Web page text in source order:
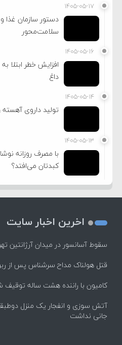
۱۴۰۵-۰۵-۱۷
سلامت‌محور
۱۴۰۵-۰۵-۱۶
افزایش خطر ابتلا
داغ
۱۴۰۵-۰۵-۱۴
تولید داروی
۱۴۰۵-۰۵-۱۳
با مصرف روزانه
کبدتان می‌افتد؟
اخرین اخبار سایت
سقوط آسانسور در میدان آرژانتین تهران/ ۹ نفر
قتل هولناک مداح سرشناس پس از
کامیون با راننده هشت ساله توقیف
آتش سوزی و انفجار یک منزل
جانی نداشت